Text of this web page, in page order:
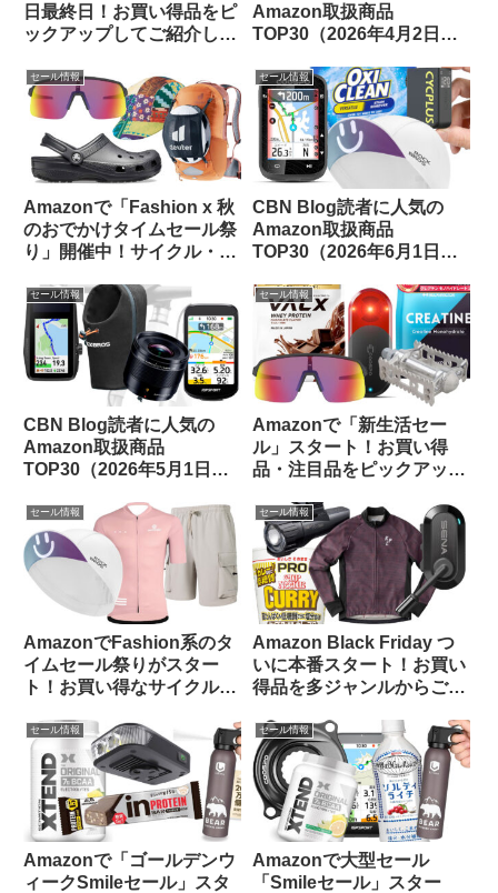
日最終日！お買い得品をピ
ックアップしてご紹介しま
Amazon取扱商品
TOP30（2026年4月2日
セール情報
Amazonで「Fashion x 秋
のおでかけタイムセール祭
り」開催中！サイクル・ア
ピックアップしてみました
セール情報
CBN Blog読者に人気の
Amazon取扱商品
TOP30（2026年6月1日
セール情報
CBN Blog読者に人気の
Amazon取扱商品
TOP30（2026年5月1日
セール情報
Amazonで「新生活セー
ル」スタート！お買い得
品・注目品をピックアップ
セール情報
AmazonでFashion系のタ
イムセール祭りがスター
ト！お買い得なサイクルウ
ました
セール情報
Amazon Black Friday つ
いに本番スタート！お買い
得品を多ジャンルからご紹
セール情報
Amazonで「ゴールデンウ
ィークSmileセール」スタ
セール情報
Amazonで大型セール
「Smileセール」スター